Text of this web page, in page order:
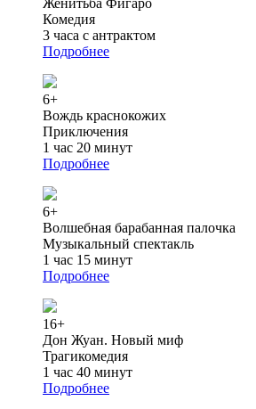
Комедия
3 часа с антрактом
Подробнее
6+
Вождь краснокожих
Приключения
1 час 20 минут
Подробнее
6+
Волшебная барабанная палочка
Музыкальный спектакль
1 час 15 минут
Подробнее
16+
Дон Жуан. Новый миф
Трагикомедия
1 час 40 минут
Подробнее